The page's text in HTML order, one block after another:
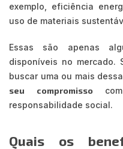
exemplo, eficiência
uso de materiais
Essas são apenas
disponíveis no mercado.
buscar uma ou mais
seu compromissocom
responsabilidade social.
Quais os